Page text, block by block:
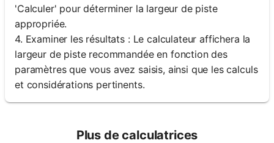
'Calculer' pour déterminer la largeur de piste
appropriée.
4. Examiner les résultats : Le calculateur affichera la
largeur de piste recommandée en fonction des
paramètres que vous avez saisis, ainsi que les calculs
et considérations pertinents.
Plus de calculatrices